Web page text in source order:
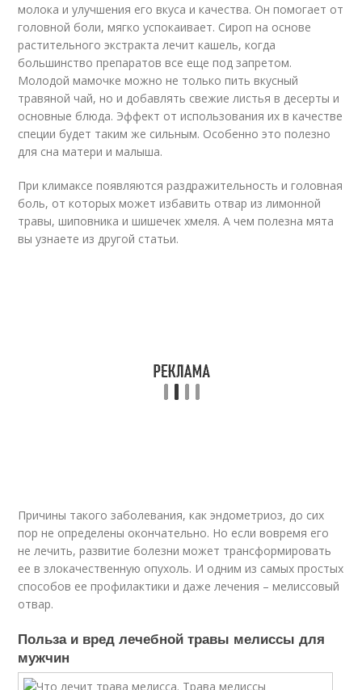
молока и улучшения его вкуса и качества. Он помогает от
головной боли, мягко успокаивает. Сироп на основе
растительного экстракта лечит кашель, когда
большинство препаратов все еще под запретом.
Молодой мамочке можно не только пить вкусный
травяной чай, но и добавлять свежие листья в десерты и
основные блюда. Эффект от использования их в качестве
специи будет таким же сильным. Особенно это полезно
для сна матери и малыша.
При климаксе появляются раздражительность и головная
боль, от которых может избавить отвар из лимонной
травы, шиповника и шишечек хмеля. А чем полезна мята
вы узнаете из другой статьи.
Причины такого заболевания, как эндометриоз, до сих
пор не определены окончательно. Но если вовремя его
не лечить, развитие болезни может трансформировать
ее в злокачественную опухоль. И одним из самых простых
способов ее профилактики и даже лечения – мелиссовый
отвар.
Польза и вред лечебной травы мелиссы для
мужчин